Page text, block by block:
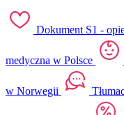
Dokument S1 -
medyczna w Polsce
w Norwegii